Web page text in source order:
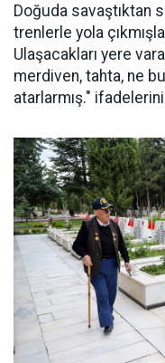
Doğuda savaştıktan
trenlerle yola
Ulaşacakları yere
merdiven, tahta, ne
atarlarmış." ifadelerini